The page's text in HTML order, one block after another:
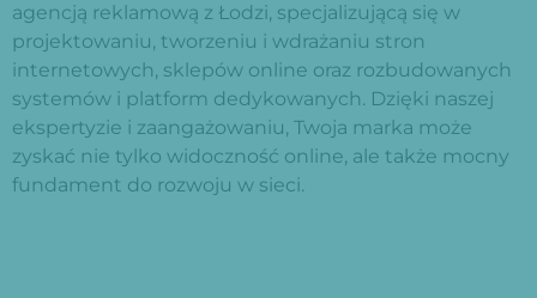
agencją reklamową z Łodzi, specjalizującą się w
projektowaniu, tworzeniu i wdrażaniu stron
internetowych, sklepów online oraz rozbudowanych
systemów i platform dedykowanych. Dzięki naszej
ekspertyzie i zaangażowaniu, Twoja marka może
zyskać nie tylko widoczność online, ale także mocny
fundament do rozwoju w sieci.